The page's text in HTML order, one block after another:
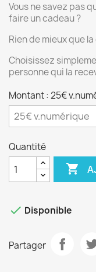
Vous ne savez pas
faire un cadeau ?
Rien de mieux que
Choisissez
personne qui la
Montant : 25€
Quantité

 Disponible
Partager